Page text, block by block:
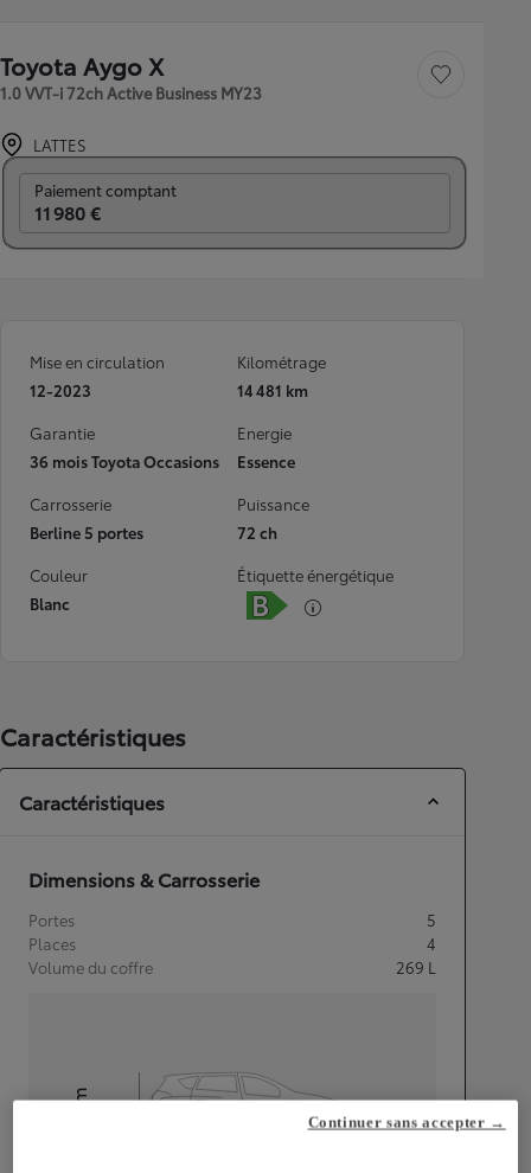
Toyota Aygo X
1.0 VVT-i 72ch Active Business MY23
Sauvegarder le
LATTES
Paiement comptant
11 980 €
Mise en circulation
12-2023
Kilométrage
14 481 km
Garantie
36 mois Toyota Occasions
Energie
Essence
Carrosserie
Berline 5 portes
Puissance
72 ch
Couleur
Blanc
Étiquette énergétique
Caractéristiques
Caractéristiques
Dimensions & Carrosserie
Portes
5
Places
4
Volume du coffre
269 L
mm Continuer sans accepter →